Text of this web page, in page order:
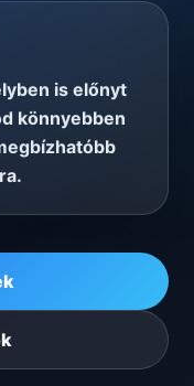
is előnyt
könnyebben